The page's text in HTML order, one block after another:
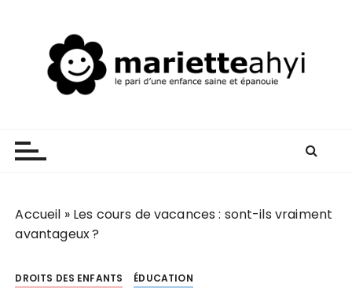
Accueil » Les cours de vacances : sont-ils vraiment
avantageux ?
DROITS DES ENFANTS
ÉDUCATION